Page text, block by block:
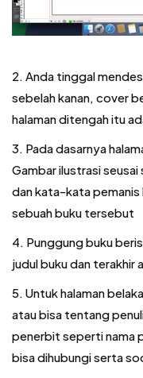
2. Anda tinggal
sebelah kanan, cover
halaman ditengah itu
3. Pada dasarnya
Gambar ilustrasi
dan kata-kata pemanis
sebuah buku tersebut
4. Punggung buku
judul buku dan terakhir
5. Untuk halaman
atau bisa tentang
penerbit seperti nama
bisa dihubungi serta